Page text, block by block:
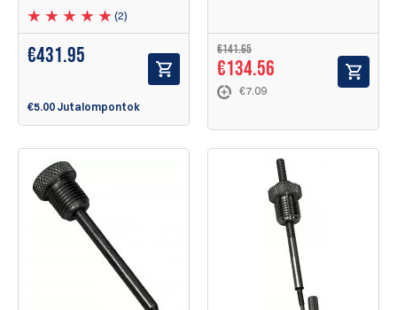
(2)
€431.95
€5.00 Jutalompontok
€141.65
€134.56
€7.09